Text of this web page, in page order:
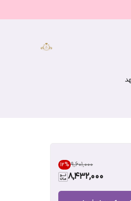
۹٬۶۰۱٬۰۰۰ 12%
8,432,000